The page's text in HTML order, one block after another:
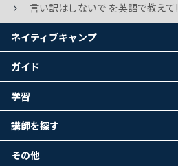
言い訳はしないで を英語で教えて!
ネイティブキャンプ
ガイド
学習
講師を探す
その他